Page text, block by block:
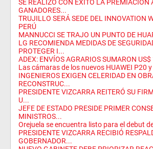
SE REALIZÓ CON ÉXITO LA PREMIACIÓN
GANADORES...
TRUJILLO SERÁ SEDE DEL INNOVATION
PERÚ
MANNUCCI SE TRAJO UN PUNTO DE
LG RECOMIENDA MEDIDAS DE
PROTEGER I...
ADEX: ENVÍOS AGRARIOS SUMARON
Las cámaras de los nuevos HUAWEI P20
INGENIEROS EXIGEN CELERIDAD EN
RECONSTRUC...
PRESIDENTE VIZCARRA REITERÓ SU
U...
JEFE DE ESTADO PRESIDE PRIMER
MINISTROS...
Orejuela se encuentra listo para el debut
PRESIDENTE VIZCARRA RECIBIÓ
GOBERNADOR...